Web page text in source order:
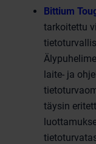
Bittium
tarkoitettu
laite- ja
täysin